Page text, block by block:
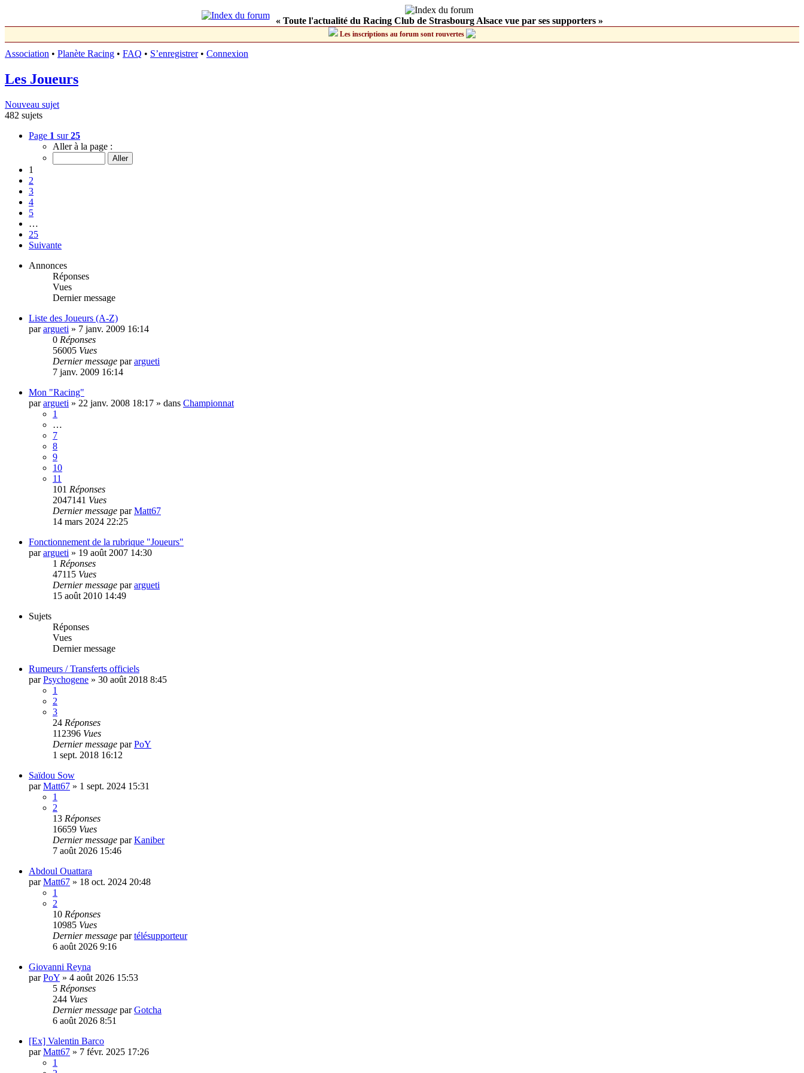
« Toute l'actualité du Racing Club de Strasbourg Alsace vue par ses supporters »
Les inscriptions au forum sont rouvertes
Association • Planète Racing • FAQ • S’enregistrer• Connexion
Les Joueurs
Nouveau sujet
482 sujets
Page 1 sur25
Aller à la page :
1
2
3
4
5
…
25
Suivante
Annonces
Réponses
Vues
Dernier message
Liste des Joueurs (A-Z)
parargueti » 7 janv. 2009 16:14
0 Réponses
56005 Vues
Dernier message parargueti
7 janv. 2009 16:14
Mon "Racing"
parargueti » 22 janv. 2008 18:17 » dans Championnat
1
…
7
8
9
10
11
101 Réponses
2047141 Vues
Dernier message parMatt67
14 mars 2024 22:25
Fonctionnement de la rubrique "Joueurs"
parargueti » 19 août 2007 14:30
1 Réponses
47115 Vues
Dernier message parargueti
15 août 2010 14:49
Sujets
Réponses
Vues
Dernier message
Rumeurs / Transferts officiels
parPsychogene » 30 août 2018 8:45
1
2
3
24 Réponses
112396 Vues
Dernier message parPoY
1 sept. 2018 16:12
Saïdou Sow
parMatt67 » 1 sept. 2024 15:31
1
2
13 Réponses
16659 Vues
Dernier message parKaniber
7 août 2026 15:46
Abdoul Ouattara
parMatt67 » 18 oct. 2024 20:48
1
2
10 Réponses
10985 Vues
Dernier message partélésupporteur
6 août 2026 9:16
Giovanni Reyna
parPoY » 4 août 2026 15:53
5 Réponses
244 Vues
Dernier message parGotcha
6 août 2026 8:51
[Ex] Valentin Barco
parMatt67 » 7 févr. 2025 17:26
1